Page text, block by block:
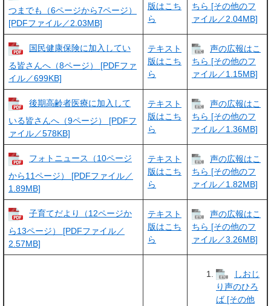
つまでも（6ページから7ページ）
[PDFファイル／2.03MB]
版はこち
ら
ちら [その他のフ
ァイル／2.04MB]
国民健康保険に加入してい
る皆さんへ（8ページ） [PDFファ
イル／699KB]
テキスト
版はこち
ら
声の広報はこ
ちら [その他のフ
ァイル／1.15MB]
後期高齢者医療に加入して
いる皆さんへ（9ページ） [PDFフ
ァイル／578KB]
テキスト
版はこち
ら
声の広報はこ
ちら [その他のフ
ァイル／1.36MB]
フォトニュース（10ページ
から11ページ） [PDFファイル／
1.89MB]
テキスト
版はこち
ら
声の広報はこ
ちら [その他のフ
ァイル／1.82MB]
子育てだより（12ページか
ら13ページ） [PDFファイル／
2.57MB]
テキスト
版はこち
ら
声の広報はこ
ちら [その他のフ
ァイル／3.26MB]
しおじ
り声のひろ
ば [その他